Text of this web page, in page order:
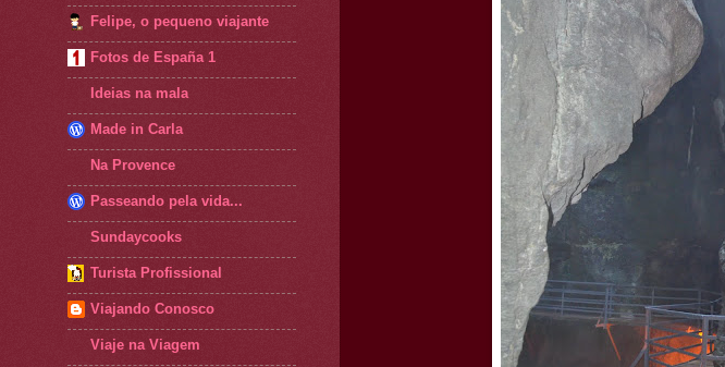
Felipe, o pequeno viajante
Fotos de España 1
Ideias na mala
Made in Carla
Na Provence
Passeando pela vida...
Sundaycooks
Turista Profissional
Viajando Conosco
Viaje na Viagem